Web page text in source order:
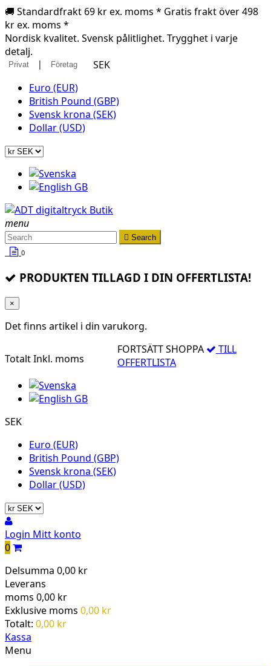
🚚 Standardfrakt 69 kr ex. moms * Gratis frakt över 498
kr ex. moms *
Nordisk kvalitet. Svensk pålitlighet. Trygghet i varje
detalj.
Privat | Företag
SEK
Euro (EUR)
British Pound (GBP)
Svensk krona (SEK)
Dollar (USD)
menu
 Search
0
PRODUKTEN TILLAGD I DIN OFFERTLISTA!
×
Det finns artikel i din varukorg.
TotaltInkl. moms
FORTSÄTT SHOPPA
TILL
OFFERTLISTA
SEK
Euro (EUR)
British Pound (GBP)
Svensk krona (SEK)
Dollar (USD)
Login Mitt konto
0
Delsumma 0,00 kr
Leverans
moms 0,00 kr
Exklusive moms 0,00 kr
Totalt: 0,00 kr
Kassa
Menu